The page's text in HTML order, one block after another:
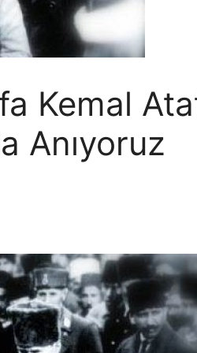
Kemal
Anıyoruz